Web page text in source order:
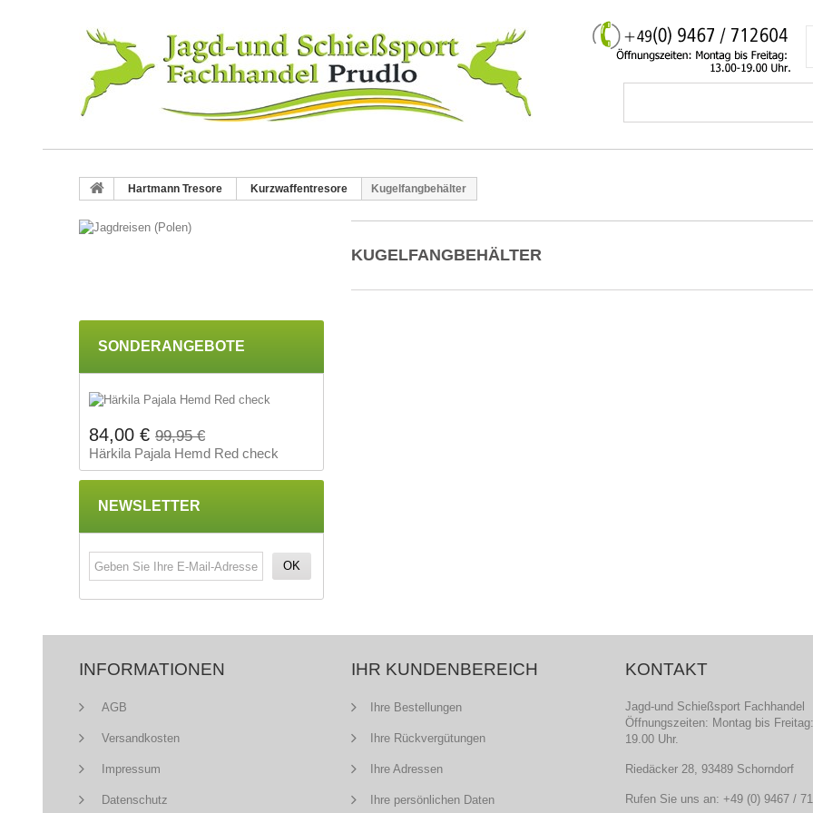
Hartmann Tresore Kurzwaffentresore Kugelfangbehälter
SONDERANGEBOTE
84,00 € 99,95 €
Härkila Pajala Hemd Red check
NEWSLETTER
OK
KUGELFANGBEHÄLTER
INFORMATIONEN
AGB
Versandkosten
Impressum
Datenschutz
IHR KUNDENBEREICH
Ihre Bestellungen
Ihre Rückvergütungen
Ihre Adressen
Ihre persönlichen Daten
KONTAKT
Jagd-und Schießsport Fachhandel
Öffnungszeiten: Montag bis
19.00 Uhr.
Riedäcker 28, 93489 Schorndorf
Rufen Sie uns an: +49 (0) 9467 /